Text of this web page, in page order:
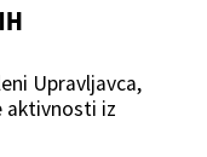
Upravljavca,
aktivnosti iz